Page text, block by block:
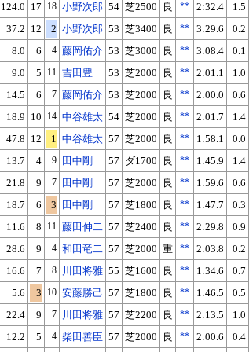
124.0 17 18 小野次郎 54 芝2500 良 ** 2:32.4 1.5
37.2 12 2 小野次郎 53 芝3400 良 ** 3:29.6 0.2
8.0 6 4 藤岡佑介 53 芝3000 良 ** 3:08.4 0.1
9.0 5 11 吉田豊 53 芝2000 良 ** 2:01.1 1.0
14.5 6 7 藤岡佑介 53 芝2000 良 ** 2:00.0 0.6
18.9 10 14 中谷雄太 54 芝2000 良 ** 2:01.7 1.4
47.8 12 1 中谷雄太 57 芝2000 良 ** 1:58.1 0.0
13.7 4 9 田中剛 57 ダ1700 良 ** 1:45.9 1.4
21.8 9 7 田中剛 57 芝2000 良 ** 1:59.6 0.6
18.7 6 3 田中剛 57 芝1800 良 ** 1:47.7 0.3
11.6 8 11 藤田伸二 57 芝2400 良 ** 2:29.8 0.9
28.6 9 4 和田竜二 57 芝2000 重 ** 2:03.8 0.2
16.6 7 8 川田将雅 55 芝1600 良 ** 1:34.6 0.7
5.6 3 10 安藤勝己 57 芝1800 良 ** 1:46.5 0.5
22.4 9 7 川田将雅 57 芝2200 良 ** 2:13.5 1.0
12.2 5 4 柴田善臣 57 芝2000 良 ** 2:00.6 0.4